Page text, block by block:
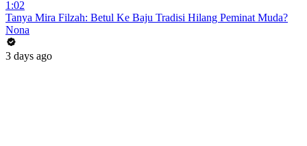
1:02
Tanya Mira Filzah: Betul Ke Baju Tradisi Hilang Peminat Muda?
Nona
3 days ago